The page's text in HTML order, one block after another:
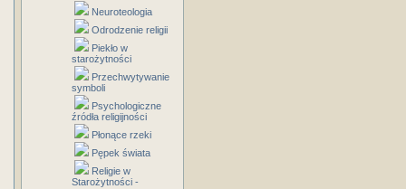
Neuroteologia
Odrodzenie religii
Piekło w
starożytności
Przechwytywanie
symboli
Psychologiczne
źródła religijności
Płonące rzeki
Pępek świata
Religie w
Starożytności -